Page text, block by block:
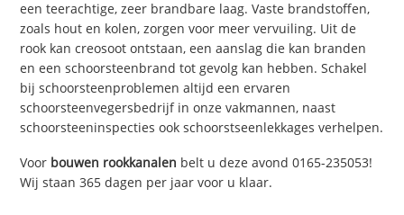
een teerachtige, zeer brandbare laag. Vaste brandstoffen,
zoals hout en kolen, zorgen voor meer vervuiling. Uit de
rook kan creosoot ontstaan, een aanslag die kan branden
en een schoorsteenbrand tot gevolg kan hebben. Schakel
bij schoorsteenproblemen altijd een ervaren
schoorsteenvegersbedrijf in onze vakmannen, naast
schoorsteeninspecties ook schoorstseenlekkages verhelpen.
Voor bouwen rookkanalen belt u deze avond 0165-235053!
Wij staan 365 dagen per jaar voor u klaar.